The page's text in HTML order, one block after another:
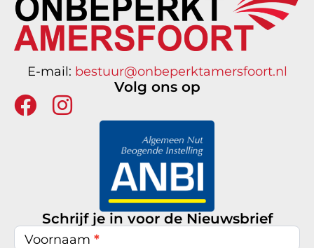
E-mail: bestuur@onbeperktamersfoort.nl
Volg ons op
Schrijf je in voor de Nieuwsbrief
Nieuwsbrief
inschrijven
Voornaam *